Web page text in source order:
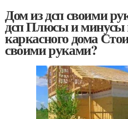
Дом из дсп своими
дсп Плюсы и минусы
каркасного дома
своими руками?